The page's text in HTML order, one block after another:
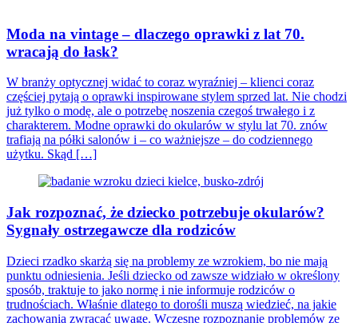
Moda na vintage – dlaczego oprawki z lat 70.
wracają do łask?
W branży optycznej widać to coraz wyraźniej – klienci coraz
częściej pytają o oprawki inspirowane stylem sprzed lat. Nie chodzi
już tylko o modę, ale o potrzebę noszenia czegoś trwałego i z
charakterem. Modne oprawki do okularów w stylu lat 70. znów
trafiają na półki salonów i – co ważniejsze – do codziennego
użytku. Skąd […]
Jak rozpoznać, że dziecko potrzebuje okularów?
Sygnały ostrzegawcze dla rodziców
Dzieci rzadko skarżą się na problemy ze wzrokiem, bo nie mają
punktu odniesienia. Jeśli dziecko od zawsze widziało w określony
sposób, traktuje to jako normę i nie informuje rodziców o
trudnościach. Właśnie dlatego to dorośli muszą wiedzieć, na jakie
zachowania zwracać uwagę. Wczesne rozpoznanie problemów ze